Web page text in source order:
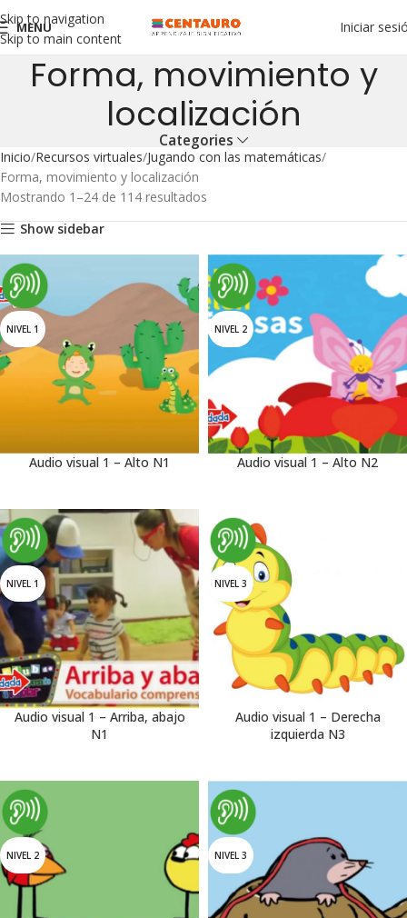
Skip to navigation
Skip to main content
MENU Iniciar
Forma, movimiento y
localización
Categories
Inicio Recursos virtuales Jugando con las matemáticas
Forma, movimiento y localización
Mostrando 1–24 de 114 resultados
Show sidebar
NIVEL 1
Audio visual 1 – Alto N1
NIVEL 2
Audio visual 1 – Alto N2
NIVEL 1
Audio visual 1 – Arriba, abajo
N1
NIVEL 3
Audio visual 1 – Derecha
izquierda N3
NIVEL 2 NIVEL 3